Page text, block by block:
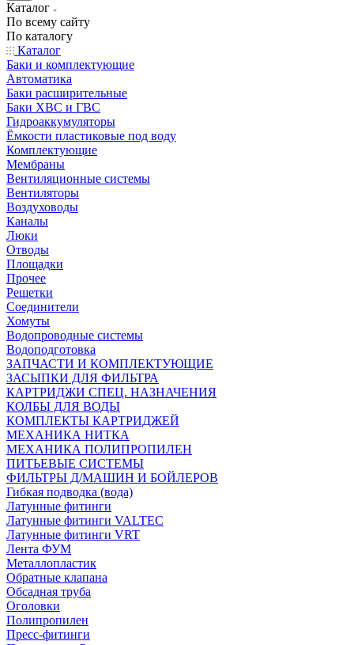
Каталог
По всему сайту
По каталогу
Каталог
Баки и комплектующие
Автоматика
Баки расширительные
Баки ХВС и ГВС
Гидроаккумуляторы
Ёмкости пластиковые под воду
Комплектующие
Мембраны
Вентиляционные системы
Вентиляторы
Воздуховоды
Каналы
Люки
Отводы
Площадки
Прочее
Решетки
Соединители
Хомуты
Водопроводные системы
Водоподготовка
ЗАПЧАСТИ И КОМПЛЕКТУЮЩИЕ
ЗАСЫПКИ ДЛЯ ФИЛЬТРА
КАРТРИДЖИ СПЕЦ. НАЗНАЧЕНИЯ
КОЛБЫ ДЛЯ ВОДЫ
КОМПЛЕКТЫ КАРТРИДЖЕЙ
МЕХАНИКА НИТКА
МЕХАНИКА ПОЛИПРОПИЛЕН
ПИТЬЕВЫЕ СИСТЕМЫ
ФИЛЬТРЫ Д/МАШИН И БОЙЛЕРОВ
Гибкая подводка (вода)
Латунные фитинги
Латунные фитинги VALTEC
Латунные фитинги VRT
Лента ФУМ
Металлопластик
Обратные клапана
Обсадная труба
Оголовки
Полипропилен
Пресс-фитинги